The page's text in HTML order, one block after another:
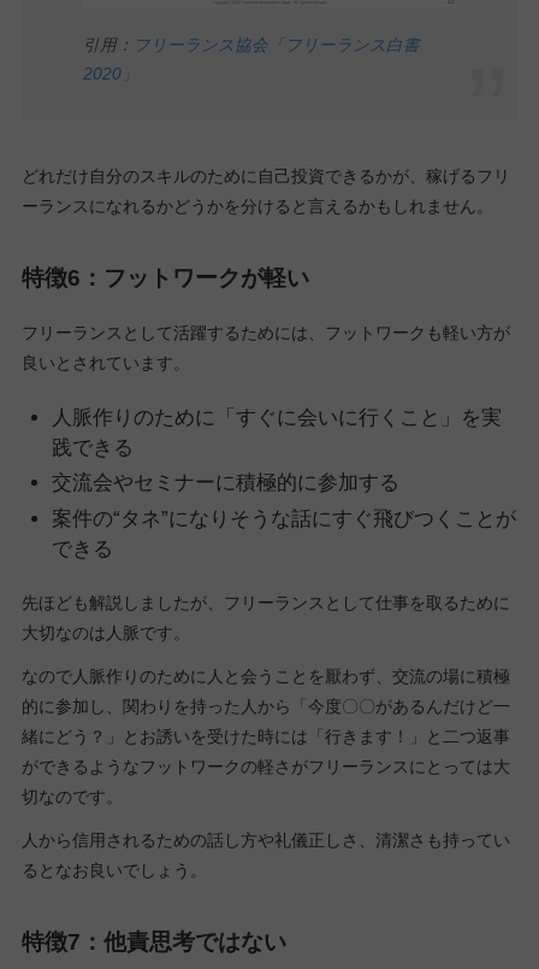
引用： フリーランス協会「フリーランス白書
2020」
どれだけ自分のスキルのために自己投資できるかが、稼げるフリ
ーランスになれるかどうかを分けると言えるかもしれません。
特徴6：フットワークが軽い
フリーランスとして活躍するためには、フットワークも軽い方が
良いとされています。
人脈作りのために「すぐに会いに行くこと」を実
践できる
交流会やセミナーに積極的に参加する
案件の“タネ”になりそうな話にすぐ飛びつくことが
できる
先ほども解説しましたが、フリーランスとして仕事を取るために
大切なのは人脈です。
なので人脈作りのために人と会うことを厭わず、交流の場に積極
的に参加し、関わりを持った人から「今度〇〇があるんだけど一
緒にどう？」とお誘いを受けた時には「行きます！」と二つ返事
ができるようなフットワークの軽さがフリーランスにとっては大
切なのです。
人から信用されるための話し方や礼儀正しさ、清潔さも持ってい
るとなお良いでしょう。
特徴7：他責思考ではない